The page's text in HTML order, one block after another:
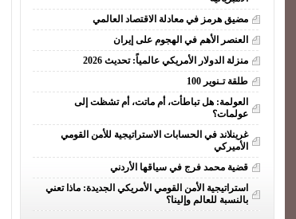
مضيق هرمز في معادلة الاقتصاد العالمي
العنصر الأهم في الهجوم على إيران
منزلة الدولار الأمريكي عالمياً: تحديث 2026
طلقة تـنوير 100
العولمة: هل تباطأت، أم ماتت، أم تشظت إلى
عولمات؟
غرينلاند في الحسابات الاستراتيجية للأمن القومي
الأميركي
قضية محمد فرج في سياقها الأردني
استراتيجية الأمن القومي الأمريكي الجديدة: ماذا تعني
بالنسبة للعالم وإلينا؟